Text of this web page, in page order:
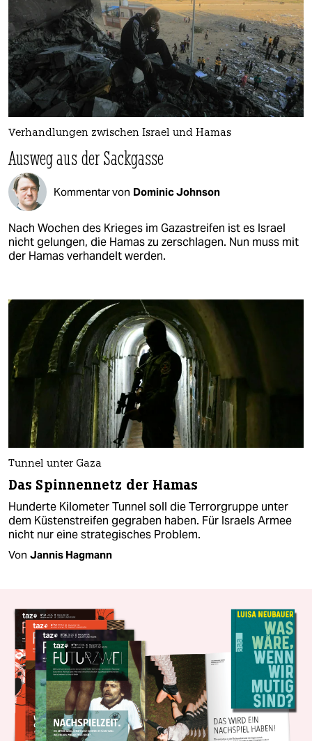
Verhandlungen zwischen Israel und Hamas
Ausweg aus der Sackgasse
Kommentar von Dominic Johnson
Nach Wochen des Krieges im Gazastreifen ist es Israel
nicht gelungen, die Hamas zu zerschlagen. Nun muss mit
der Hamas verhandelt werden.
Tunnel unter Gaza
Das Spinnen­netz der Hamas
Hunderte Kilometer Tunnel soll die Terrorgruppe unter
dem Küstenstreifen gegraben haben. Für Israels Armee
nicht nur eine strategisches Problem.
Von Jannis Hagmann